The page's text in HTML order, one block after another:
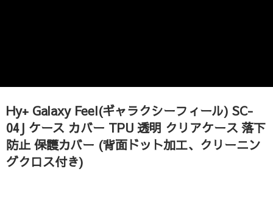
Hy+ Galaxy Feel(ギャラクシーフィール) SC-
04J ケース カバー TPU 透明 クリアケース 落下
防止 保護カバー (背面ドット加工、クリーニン
グクロス付き)